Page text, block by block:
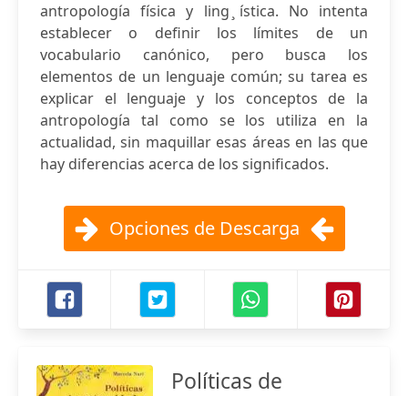
antropología física y ling ̧ística. No intenta
establecer o definir los límites de un
vocabulario canónico, pero busca los
elementos de un lenguaje común; su tarea es
explicar el lenguaje y los conceptos de la
antropología tal como se los utiliza en la
actualidad, sin maquillar esas áreas en las que
hay diferencias acerca de los significados.
Opciones de Descarga
Políticas de